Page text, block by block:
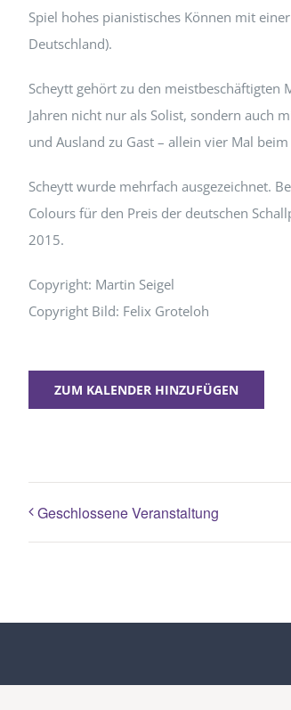
Spiel hohes pianistisches Können mit
Deutschland).
Scheytt gehört zu den meistbeschäftigten
Jahren nicht nur als Solist, sondern auch
und Ausland zu Gast – allein vier Mal
Scheytt wurde mehrfach ausgezeichnet.
Colours für den Preis der deutschen
2015.
Copyright: Martin Seigel
Copyright Bild: Felix Groteloh
ZUM KALENDER HINZUFÜGEN
Geschlossene Veranstaltung